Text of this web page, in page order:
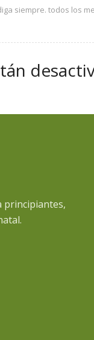
siempre. todos los
principiantes,